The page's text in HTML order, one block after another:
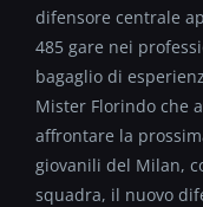
difensore centrale
485 gare nei
bagaglio di
Mister Florindo che
affrontare la
giovanili del Milan,
squadra, il nuovo